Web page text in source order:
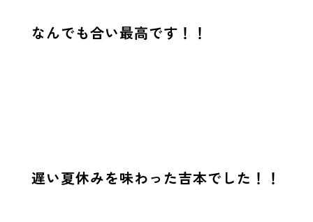
なんでも合い最高です！！
遅い夏休みを味わった吉本でした！！